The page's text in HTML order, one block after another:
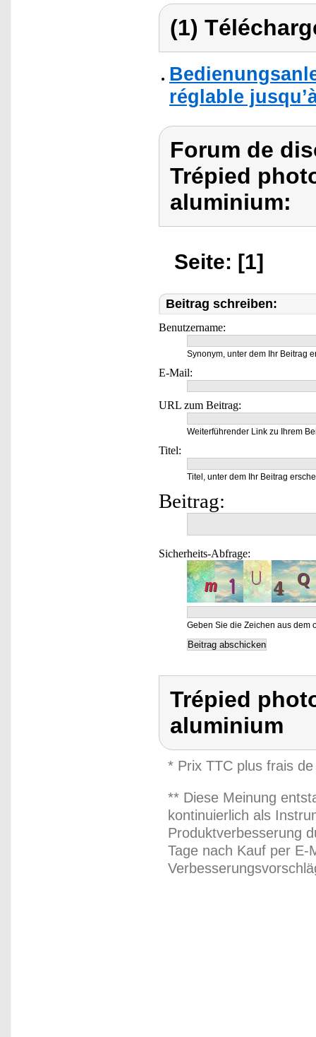
(1)
réglable
Forum de
Trépied
aluminium:
Seite: [1]
Beitrag schreiben:
Benutzername:
Synonym, unter dem Ihr Beitrag
E-Mail:
URL zum Beitrag:
Weiterführender Link zu Ihrem
Titel:
Titel, unter dem Ihr Beitrag
Beitrag:
Sicherheits-Abfrage:
Geben Sie die Zeichen aus dem
Trépied
aluminium
* Prix TTC plus frais
** Diese Meinung
kontinuierlich als
Produktverbesserung
Tage nach Kauf per E-